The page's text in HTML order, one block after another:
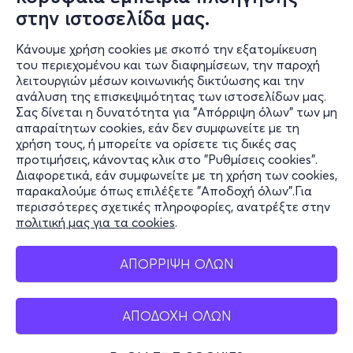
στην ιστοσελίδα μας.
Κάνουμε χρήση cookies με σκοπό την εξατομίκευση
του περιεχομένου και των διαφημίσεων, την παροχή
λειτουργιών μέσων κοινωνικής δικτύωσης και την
ανάλυση της επισκεψιμότητας των ιστοσελίδων μας.
Σας δίνεται η δυνατότητα για "Απόρριψη όλων" των μη
απαραίτητων cookies, εάν δεν συμφωνείτε με τη
χρήση τους, ή μπορείτε να ορίσετε τις δικές σας
προτιμήσεις, κάνοντας κλικ στο "Ρυθμίσεις cookies".
Διαφορετικά, εάν συμφωνείτε με τη χρήση των cookies,
παρακαλούμε όπως επιλέξετε "Αποδοχή όλων".Για
περισσότερες σχετικές πληροφορίες, ανατρέξτε στην
πολιτική μας για τα cookies.
ΑΠΟΡΡΙΨΗ ΟΛΩΝ
ΑΠΟΔΟΧΗ ΟΛΩΝ
(03/12/2025) δένουμε τα μάτια μας με μαντήλι και
πλάθουμε με φυσικό πηλό. Ζωγραφίζουμε έτοιμο
κεραμικό πλακάκι με το πινέλο στο στόμα.
Σάββατο 10 Ιανουαρίου 2026 – Γραφή Μπράιγ, η τελεία
(.) αλλιώς
Με αφορμή την Παγκόσμια Ημέρα γραφής Μπράιγ
(04/01/2026) πλάθουμε με φυσικό πηλό λέξεις με την
γραφή Μπράιγ, ζωγραφίζουμε έτοιμο κεραμικό
αντικείμενο και γράφουμε πάνω την λέξη που
επιθυμούμε με γραφή Μπράιγ.
Σάββατο 14 Φεβρουαρίου 2026 και Κυριακή 22
Φεβρουαρίου 2026 – Κατασκευάζουμε ένα ραδιόφωνο
από πηλό
Με αφορμή την Παγκόσμια Ημέρα Ραδιοφώνου
Πληροφορίες
Υποστήριξη
Stay Connected
Mobile app